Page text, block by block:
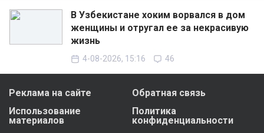
В Узбекистане хоким ворвался в дом
женщины и отругал ее за некрасивую
жизнь
4-08-2026, 15:16 46
Реклама на сайте
Обратная связь
Использование
материалов
Политика
конфиденциальности